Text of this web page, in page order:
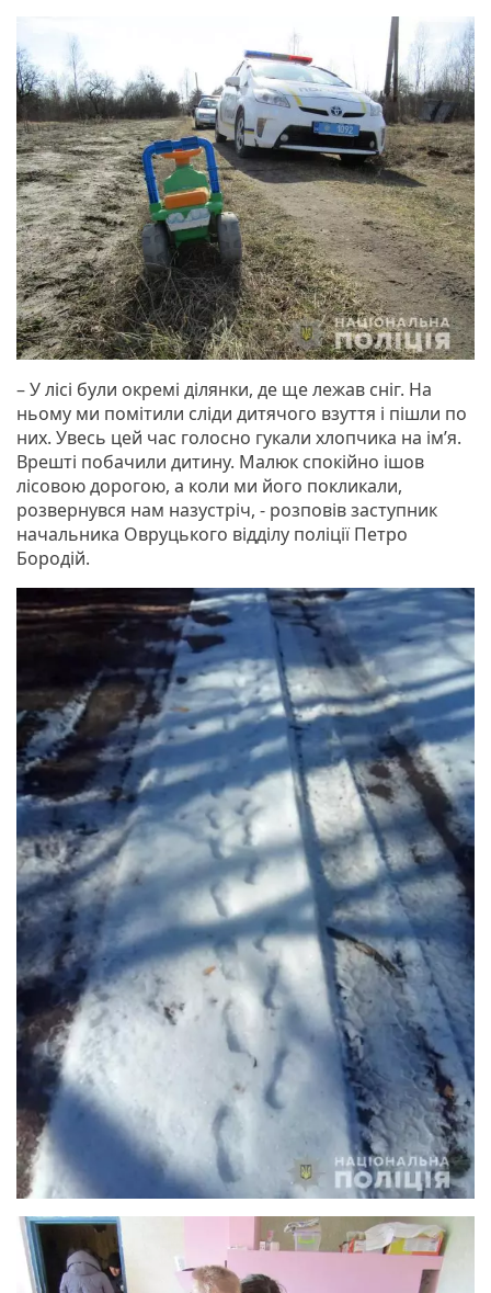
– У лісі були окремі ділянки, де ще лежав сніг. На
ньому ми помітили сліди дитячого взуття і пішли по
них. Увесь цей час голосно гукали хлопчика на ім’я.
Врешті побачили дитину. Малюк спокійно ішов
лісовою дорогою, а коли ми його покликали,
розвернувся нам назустріч, - розповів заступник
начальника Овруцького відділу поліції Петро
Бородій.